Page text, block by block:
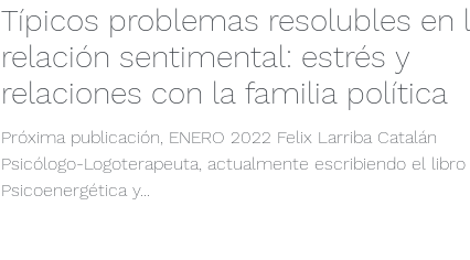
Típicos problemas resolubles en
relación sentimental: estrés y
relaciones con la familia política
Próxima publicación, ENERO 2022 Felix Larriba Catalán
Psicólogo-Logoterapeuta, actualmente escribiendo el libro
Psicoenergética y...